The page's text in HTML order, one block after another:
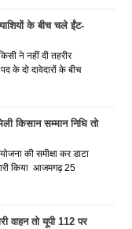
के बीच चले ईंट-
ने नहीं दी तहरीर
के दो दावेदारों के बीच
किसान सम्मान निधि तो
की समीक्षा कर डाटा
किया आजमगढ़ 25
वाहन तो यूपी 112 पर